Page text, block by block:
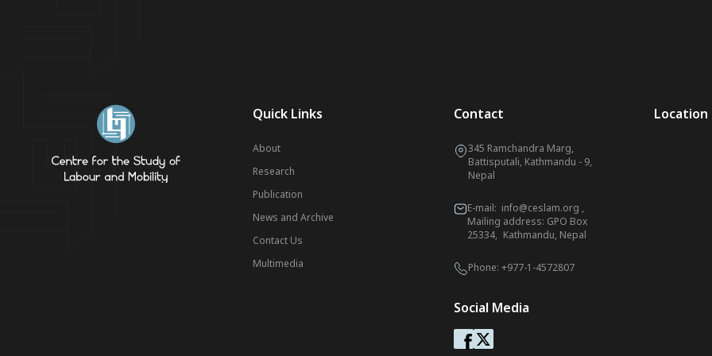
Quick Links
About
Research
Publication
News and Archive
Contact Us
Multimedia
Contact
345 Ramchandra Marg,
Battisputali, Kathmandu - 9,
Nepal
E-mail: info@ceslam.org ,
Mailing address: GPO Box
25334, Kathmandu, Nepal
Phone: +977-1-4572807
Social Media
Location